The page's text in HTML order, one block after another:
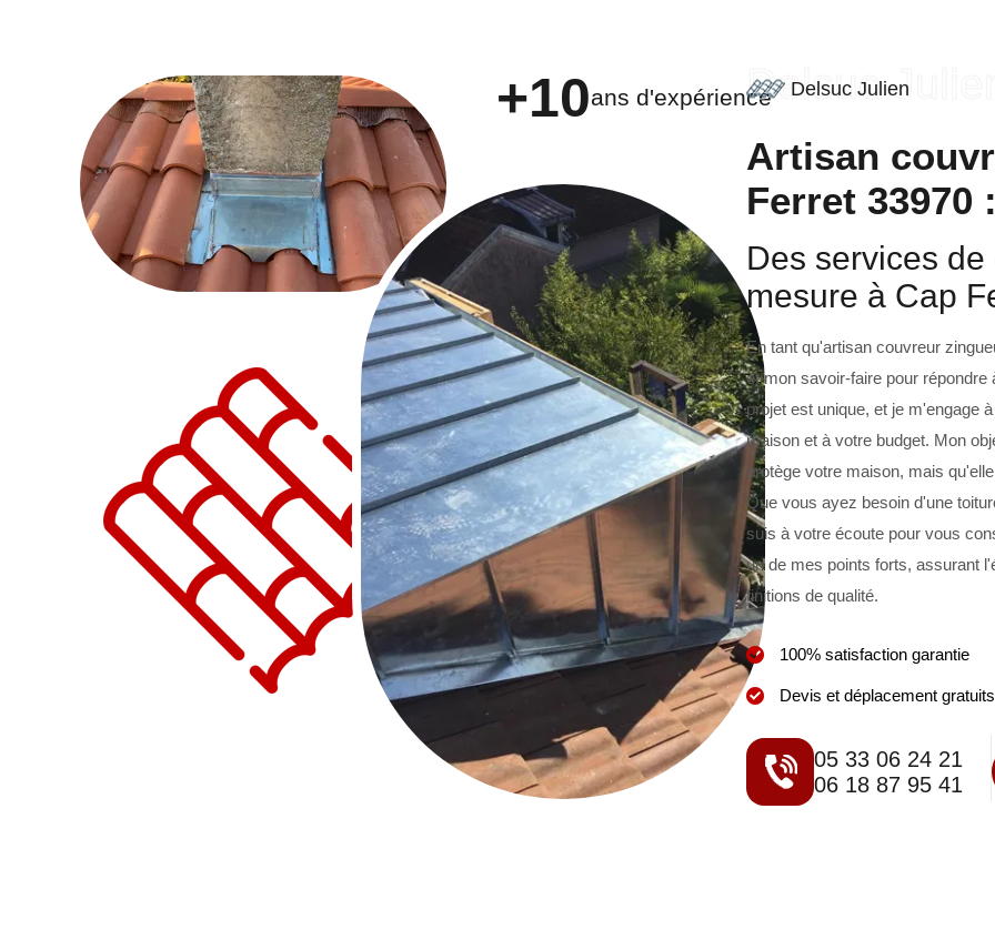
+10ans d'expérience Delsuc Julien
Delsuc Julien
Artisan
Ferret 33970
Des services
mesure à Cap
En tant qu'artisan couvreur
et mon savoir-faire pour
projet est unique, et je m'engage
maison et à votre budget. Mon
protège votre maison, mais
Que vous ayez besoin d'une
suis à votre écoute pour vous
un de mes points forts, assurant
finitions de qualité.
100% satisfaction garantie
Devis et déplacement gratuits
05 33 06 24 21
06 18 87 95 41